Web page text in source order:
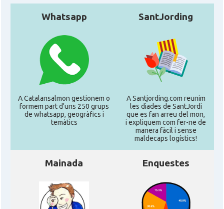
Whatsapp
A Catalansalmon gestionem o
formem part d'uns 250 grups
de whatsapp, geogràfics i
temàtics
SantJording
A Santjording.com reunim
les diades de SantJordi
que es fan arreu del mon,
i expliquem com fer-ne de
manera fàcil i sense
maldecaps logí­stics!
Mainada Enquestes